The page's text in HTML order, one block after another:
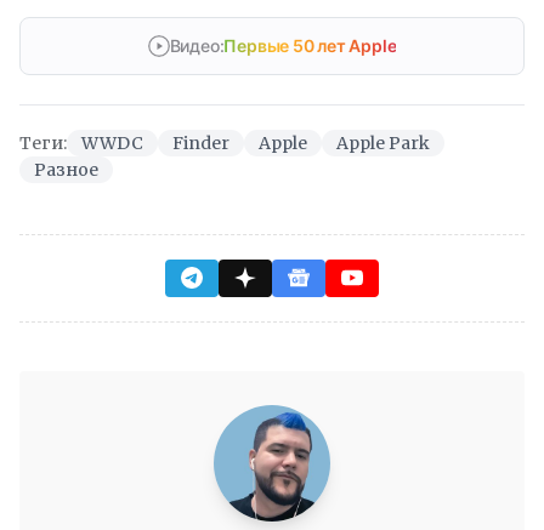
Видео:Первые 50 лет Apple
Теги: WWDC Finder Apple
Apple Park
Разное